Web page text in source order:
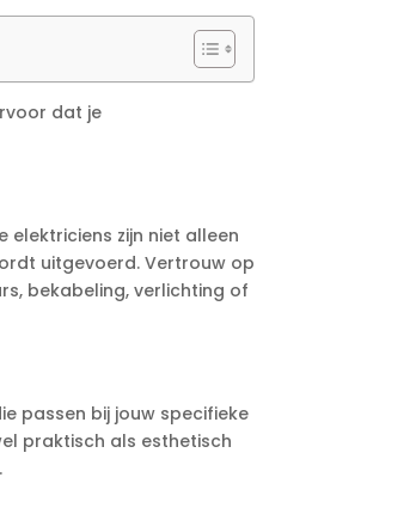
dat je
elektriciens zijn niet alleen
uitgevoerd. Vertrouw op
bekabeling, verlichting of
passen bij jouw specifieke
praktisch als esthetisch